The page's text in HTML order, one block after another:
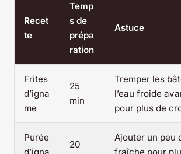
Recet
te
Temp
s de
prépa
ration
Astuce
Frites
d’igna
me
25
min
Tremper les
l’eau froide
pour plus de
Purée
20
Ajouter un peu